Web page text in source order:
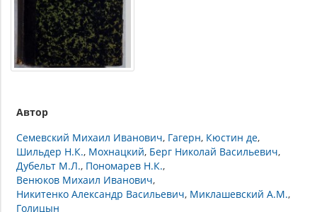
Автор
Семевский Михаил Иванович Гагерн Кюстин де
Шильдер Н.К. Мохнацкий Берг Николай Васильевич
Дубельт М.Л. Пономарев Н.К.
Венюков Михаил Иванович
Никитенко Александр Васильевич Миклашевский А.М.
Голицын